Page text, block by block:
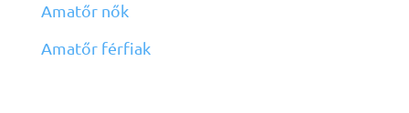
Amatőr nők
Amatőr férfiak